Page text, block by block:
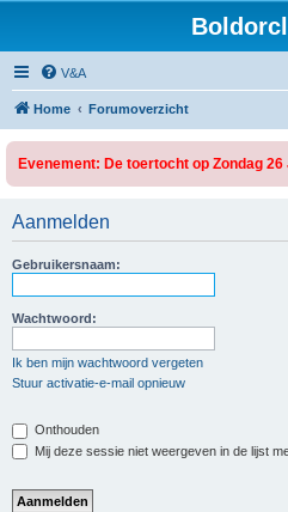
V&A
Home Forumoverzicht
Evenement: De toertocht op Zondag
Aanmelden
Gebruikersnaam:
Wachtwoord:
Ik ben mijn wachtwoord vergeten
Stuur activatie-e-mail opnieuw
Onthouden
Mij deze sessie niet weergeven in de lijst